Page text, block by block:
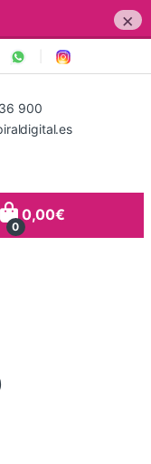
×
900
0
0,00€